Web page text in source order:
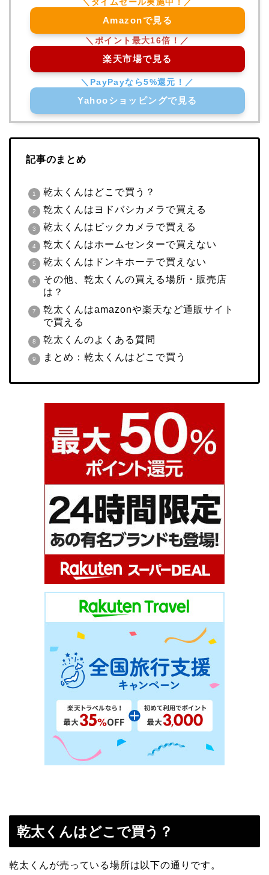
Amazonで見る
楽天市場で見る
Yahooショッピングで見る
記事のまとめ
乾太くんはどこで買う？
乾太くんはヨドバシカメラで買える
乾太くんはビックカメラで買える
乾太くんはホームセンターで買えない
乾太くんはドンキホーテで買えない
その他、乾太くんの買える場所・販売店
は？
乾太くんはamazonや楽天など通販サイト
で買える
乾太くんのよくある質問
まとめ：乾太くんはどこで買う
乾太くんはどこで買う？
乾太くんが売っている場所は以下の通りです。